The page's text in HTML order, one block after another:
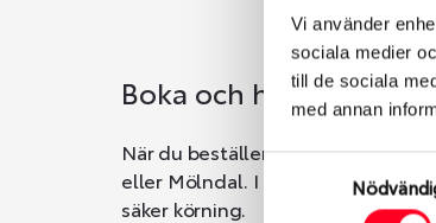
Vi använder
sociala medier
till de sociala
med annan
Samtyckesval
Boka och hämta hos
När du beställer dina nya däck
eller Mölndal. I beställningen
säker körning.